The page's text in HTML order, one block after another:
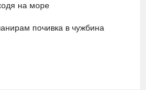
на море
почивка в чужбина